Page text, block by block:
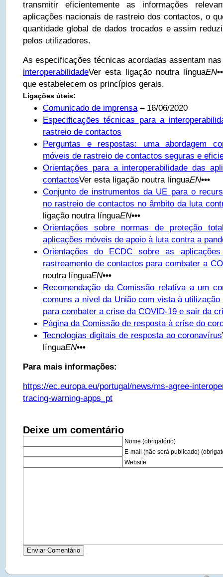
transmitir eficientemente as informações
aplicações nacionais de rastreio dos contactos, o
quantidade global de dados trocados e assim
pelos utilizadores.
As especificações técnicas acordadas assentam
interoperabilidadeVer esta ligação noutra línguaEN
que estabelecem os princípios gerais.
Ligações úteis:
Comunicado de imprensa– 16/06/2020
Especificações técnicas para a
rastreio de contactos
Perguntas e respostas: uma abordagem
móveis de rastreio de contactos seguras e
Orientações para a interoperabilidade das
contactosVer esta ligação noutra línguaEN•••
Conjunto de instrumentos da UE para o
no rastreio de contactos no âmbito da luta
ligação noutra línguaEN•••
Orientações sobre normas de proteção
aplicações móveis de apoio à luta contra a
Orientações do ECDC sobre as
rastreamento de contactos para combater a
noutra línguaEN•••
Recomendação da Comissão relativa a um
comuns a nível da União com vista à utilização
para combater a crise da COVID-19 e sair da
Página da Comissão de resposta à crise do
Tecnologias digitais de resposta ao coronavírus
línguaEN•••
Para mais informações:
https://ec.europa.eu/portugal/news/ms-agree-
tracing-warning-apps_pt
Deixe um comentário
Nome (obrigatório)
E-mail (não será publicado)
Website